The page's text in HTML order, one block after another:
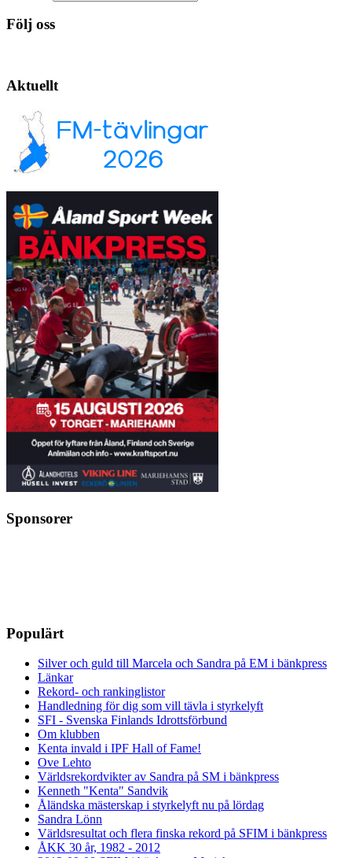
Följ oss
Aktuellt
Sponsorer
Populärt
Silver och guld till Marcela och Sandra på EM i bänkpress
Länkar
Rekord- och rankinglistor
Handledning för dig som vill tävla i styrkelyft
SFI - Svenska Finlands Idrottsförbund
Om klubben
Kenta invald i IPF Hall of Fame!
Ove Lehto
Världsrekordvikter av Sandra på SM i bänkpress
Kenneth "Kenta" Sandvik
Åländska mästerskap i styrkelyft nu på lördag
Sandra Lönn
Världsresultat och flera finska rekord på SFIM i bänkpress
ÅKK 30 år, 1982 - 2012